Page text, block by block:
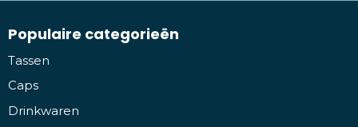
Populaire categorieën
Tassen
Caps
Drinkwaren